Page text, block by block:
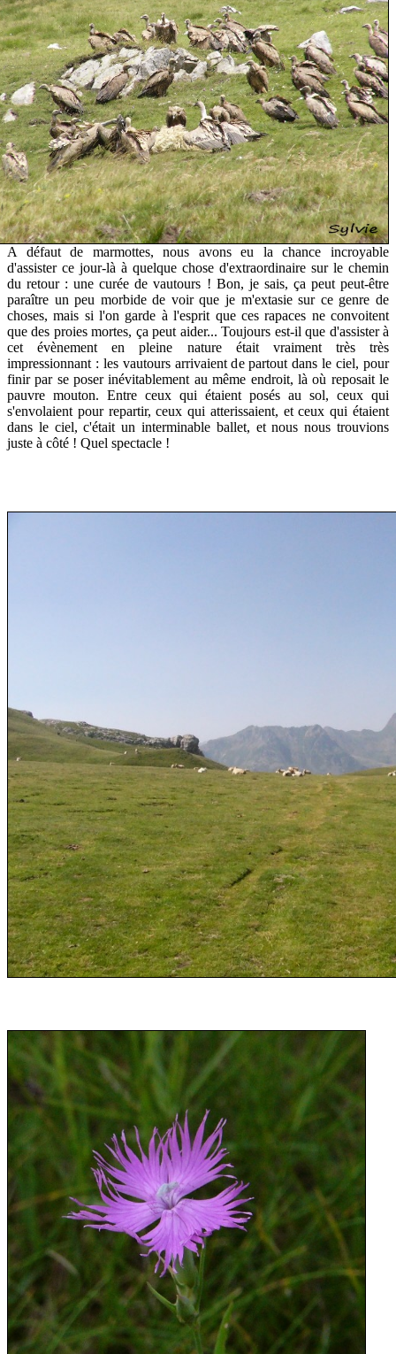
A défaut de marmottes, nous avons eu la chance incroyable
d'assister ce jour-là à quelque chose d'extraordinaire sur le chemin
du retour : une curée de vautours ! Bon, je sais, ça peut peut-être
paraître un peu morbide de voir que je m'extasie sur ce genre de
choses, mais si l'on garde à l'esprit que ces rapaces ne convoitent
que des proies mortes, ça peut aider... Toujours est-il que d'assister à
cet évènement en pleine nature était vraiment très très
impressionnant : les vautours arrivaient de partout dans le ciel, pour
finir par se poser inévitablement au même endroit, là où reposait le
pauvre mouton. Entre ceux qui étaient posés au sol, ceux qui
s'envolaient pour repartir, ceux qui atterissaient, et ceux qui étaient
dans le ciel, c'était un interminable ballet, et nous nous trouvions
juste à côté ! Quel spectacle !